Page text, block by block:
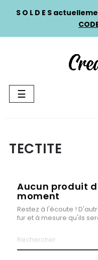
S O L D E S
Basculer
la
☰
TECTITE
Aucun produit
moment
Restez à l'écoute !
fur et à mesure qu'ils